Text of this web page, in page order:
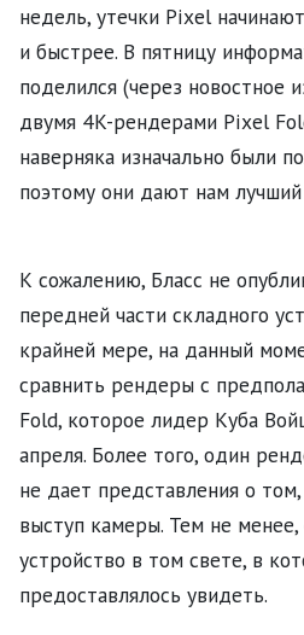
недель, утечки Pixel
и быстрее. В пятницу
поделился (через новостное
двумя 4K-рендерами Pixel
наверняка изначально были
поэтому они дают нам лучший
К сожалению, Бласс не
передней части складного
крайней мере, на данный
сравнить рендеры с
Fold, которое лидер Куба
апреля. Более того, один
не дает представления о
выступ камеры. Тем не
устройство в том свете, в
предоставлялось увидеть.